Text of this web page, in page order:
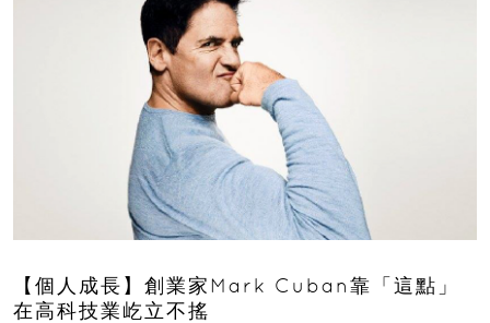
【個人成長】創業家Mark Cuban靠「這點」
在高科技業屹立不搖